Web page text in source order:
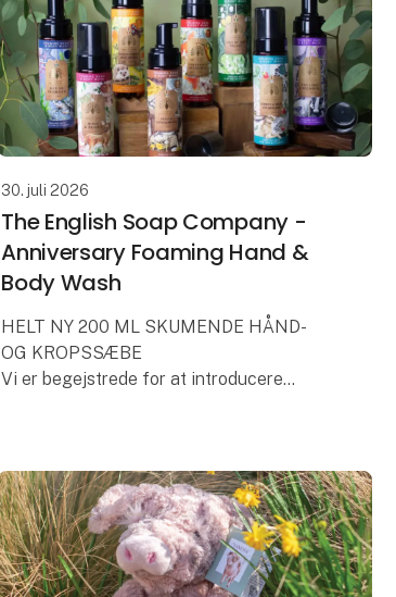
30. juli 2026
The English Soap Company -
Anniversary Foaming Hand &
Body Wash
HELT NY 200 ML SKUMENDE HÅND-
OG KROPSSÆBE
Vi er begejstrede for at introducere